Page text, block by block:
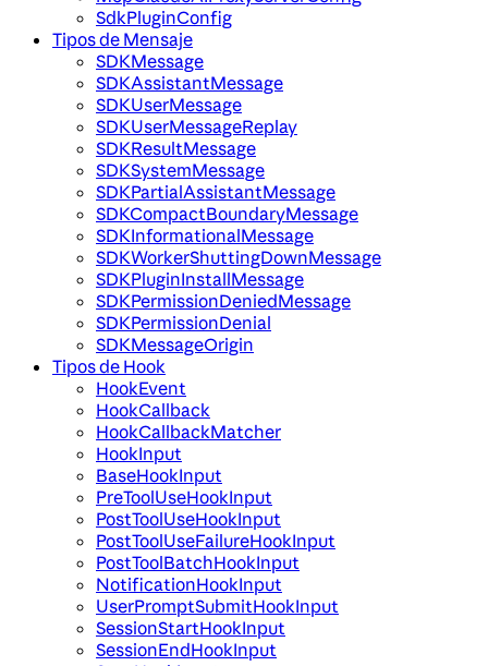
SdkPluginConfig
Tipos de Mensaje
SDKMessage
SDKAssistantMessage
SDKUserMessage
SDKUserMessageReplay
SDKResultMessage
SDKSystemMessage
SDKPartialAssistantMessage
SDKCompactBoundaryMessage
SDKInformationalMessage
SDKWorkerShuttingDownMessage
SDKPluginInstallMessage
SDKPermissionDeniedMessage
SDKPermissionDenial
SDKMessageOrigin
Tipos de Hook
HookEvent
HookCallback
HookCallbackMatcher
HookInput
BaseHookInput
PreToolUseHookInput
PostToolUseHookInput
PostToolUseFailureHookInput
PostToolBatchHookInput
NotificationHookInput
UserPromptSubmitHookInput
SessionStartHookInput
SessionEndHookInput